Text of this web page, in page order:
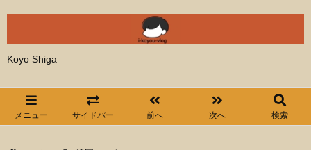
Koyo Shiga
メニュー サイドバー 前へ 次へ 検索